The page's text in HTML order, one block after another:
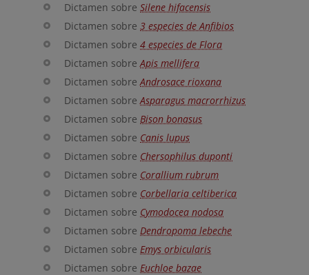
Dictamen sobre Silene hifacensis
Dictamen sobre 3 especies de Anfibios
Dictamen sobre 4 especies de Flora
Dictamen sobreApis mellifera
Dictamen sobreAndrosace rioxana
Dictamen sobreAsparagus macrorrhizus
Dictamen sobre Bison bonasus
Dictamen sobre Canis lupus
Dictamen sobre Chersophilus duponti
Dictamen sobre Corallium rubrum
Dictamen sobre Corbellaria celtiberica
Dictamen sobre Cymodocea nodosa
Dictamen sobre Dendropoma lebeche
Dictamen sobre Emys orbicularis
Dictamen sobre Euchloe bazae